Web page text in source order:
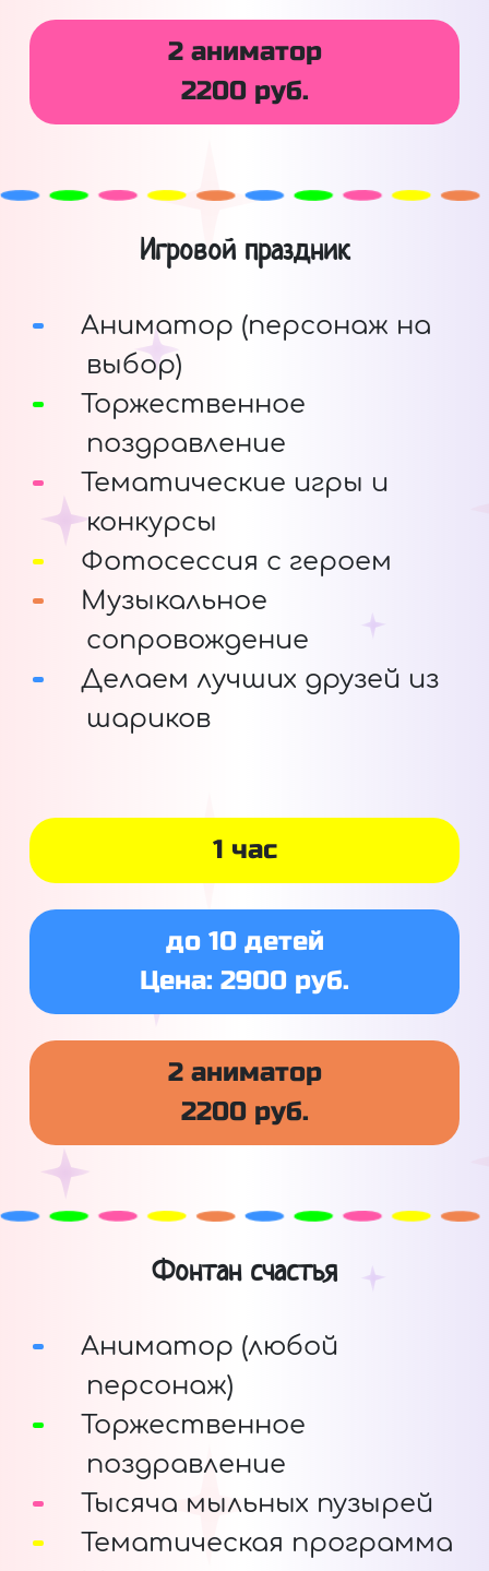
2 аниматор
2200 руб.
Игровой праздник
Аниматор (персонаж на
выбор)
Торжественное
поздравление
Тематические игры и
конкурсы
Фотосессия с героем
Музыкальное
сопровождение
Делаем лучших друзей из
шариков
1 час
до 10 детей
Цена: 2900 руб.
2 аниматор
2200 руб.
Фонтан счастья
Аниматор (любой
персонаж)
Торжественное
поздравление
Тысяча мыльных пузырей
Тематическая программа